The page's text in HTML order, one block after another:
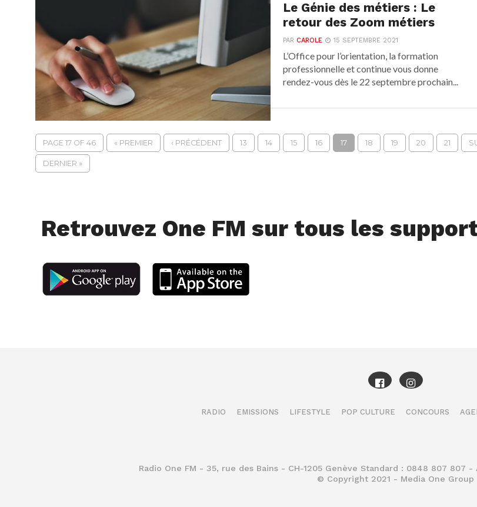
Le Génie des métiers : Le
retour des Zoom métiers
PARCAROLE 15 SEPTEMBRE 2021
L’Office pour l’orientation, la formation
professionnelle et continue vous donne
rendez-vous dès le 22 septembre prochain...
PAGE 17 OF 46 « PREMIER ‹ PRÉCÉDENT 13 14 15 16 17 18 19 20 21
DERNIER »
Retrouvez One FM sur tous les
RADIO EMISSIONS LIFESTYLE POP CULTURE CONCOURS
Radio One FM - 35, rue des Bains - CH-1205 Genève Standard : 0848 807 807
© Copyright 2021 - Media One Group